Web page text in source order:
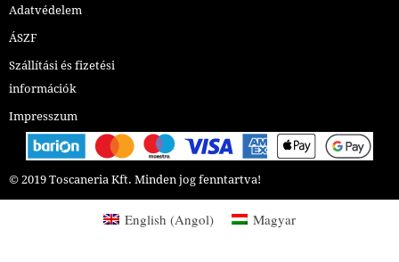
Adatvédelem
ÁSZF
Szállítási és fizetési
információk
Impresszum
© 2019 Toscaneria Kft. Minden jog fenntartva!
English (Angol) Magyar